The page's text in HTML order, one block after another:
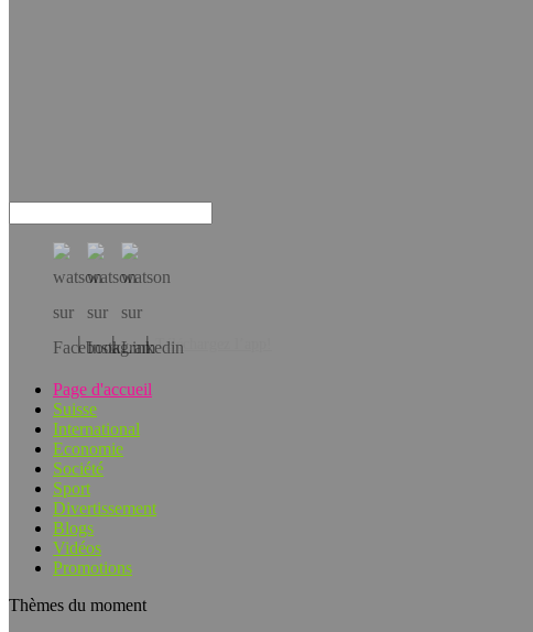
Téléchargez l’app!
Page d'accueil
Suisse
International
Economie
Société
Sport
Divertissement
Blogs
Vidéos
Promotions
Thèmes du moment